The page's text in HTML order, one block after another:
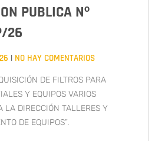
PUBLICA Nº
26
NO HAY COMENTARIOS
DE FILTROS PARA
Y EQUIPOS VARIOS
LA DIRECCIÓN TALLERES Y
DE EQUIPOS”.